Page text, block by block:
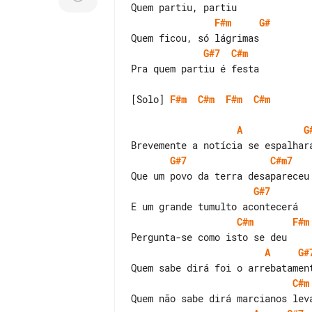
F#m
G#
G#7
C#m
Pra quem partiu é festa
[Solo] F#m C#m F#m C#m
A
G#7
C#m7
G#7
C#m
F#m
A
C#m